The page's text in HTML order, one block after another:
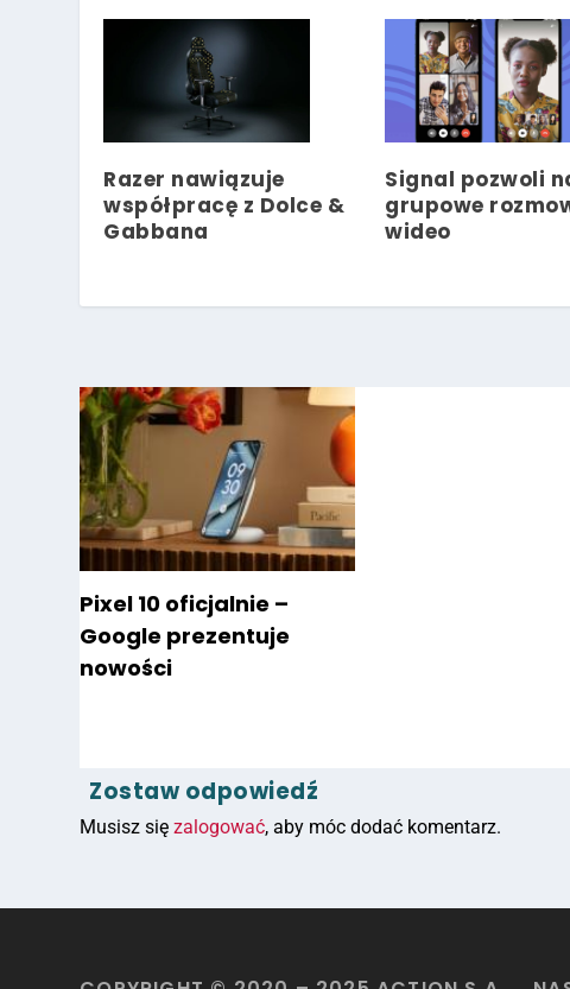
Razer nawiązuje
współpracę z Dolce &
Gabbana
Signal pozwoli
grupowe
wideo
Pixel 10 oficjalnie –
Google prezentuje
nowości
Zostaw odpowiedź
Musisz sięzalogować, aby móc dodać komentarz.